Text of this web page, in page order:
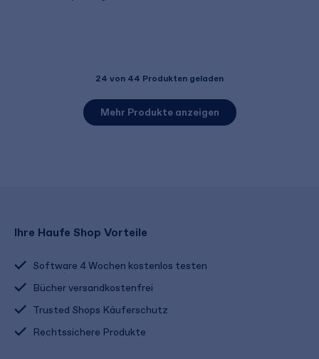
24 von 44 Produkten geladen
Mehr Produkte anzeigen
Ihre Haufe Shop Vorteile
Software 4 Wochen kostenlos testen
Bücher versandkostenfrei
Trusted Shops Käuferschutz
Rechtssichere Produkte